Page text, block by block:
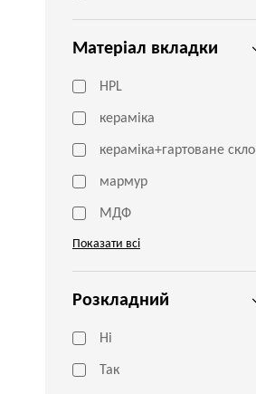
Матеріал вкладки
HPL
кераміка
кераміка+гартоване скло
мармур
МДФ
Показати всі
Розкладний
Ні
Так